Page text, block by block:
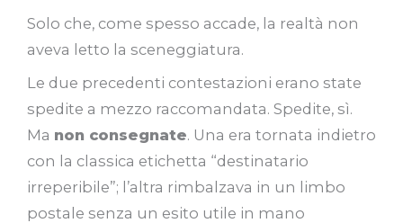
Solo che, come spesso accade, la realtà non
aveva letto la sceneggiatura.
Le due precedenti contestazioni erano state
spedite a mezzo raccomandata. Spedite, sì.
Ma non consegnate. Una era tornata indietro
con la classica etichetta “destinatario
irreperibile”; l’altra rimbalzava in un limbo
postale senza un esito utile in mano